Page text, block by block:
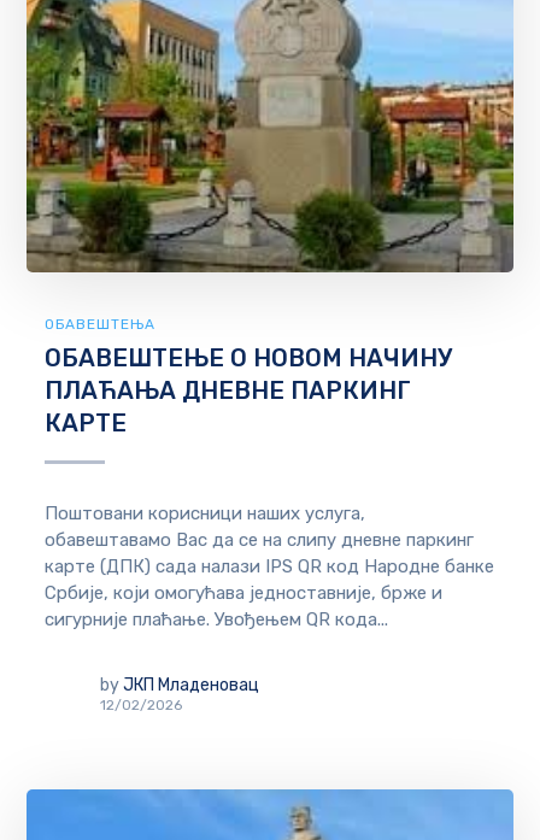
ОБАВЕШТЕЊА
ОБАВЕШТЕЊЕ О НОВОМ НАЧИНУ
ПЛАЋАЊА ДНЕВНЕ ПАРКИНГ
КАРТЕ
Поштовани корисници наших услуга,
обавештавамо Вас да се на слипу дневне паркинг
карте (ДПК) сада налази IPS QR код Народне банке
Србије, који омогућава једноставније, брже и
сигурније плаћање. Увођењем QR кода...
by ЈКП Младеновац
12/02/2026